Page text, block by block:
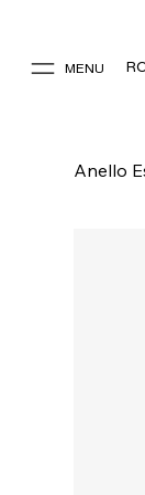
MENU
Anello